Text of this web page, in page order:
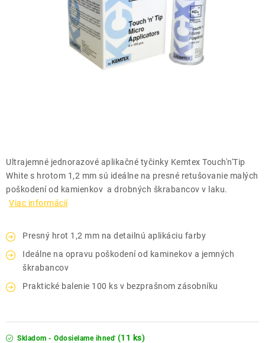
ČISTENIE A ÚDRŽBA LODÍ
Ultrajemné jednorazové aplikačné tyčinky Kemtex Touch'n'Tip
White s hrotom 1,2 mm sú ideálne na presné retušovanie malých
poškodení od kamienkov a drobných škrabancov v laku.
Viac informácií
Presný hrot 1,2 mm na detailnú aplikáciu farby
Ideálne na opravu poškodení od kaminekov a jemných
škrabancov
Praktické balenie 100 ks v bezprašnom zásobníku
Skladom - Odosielame ihneď (11 ks)